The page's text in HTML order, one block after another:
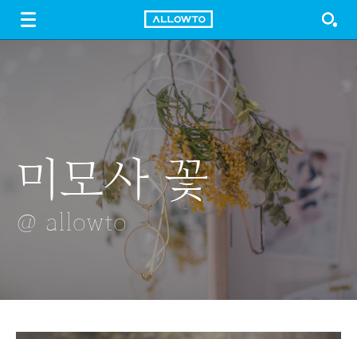
GUIDE
미모사 꽃
@ allowto
딸기 들고있기
@ allowto
맨홀뚜껑
@ allowto
모빌
@ allowto
커피자국
@ allowto